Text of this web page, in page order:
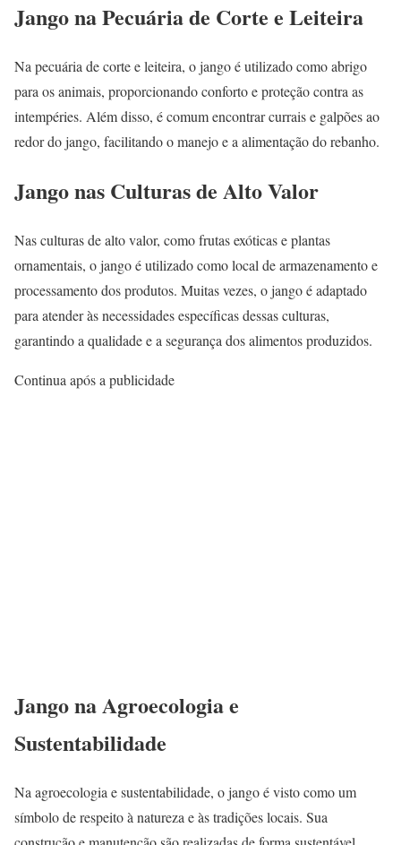
Jango na Pecuária de Corte e Leiteira
Na pecuária de corte e leiteira, o jango é utilizado como abrigo
para os animais, proporcionando conforto e proteção contra as
intempéries. Além disso, é comum encontrar currais e galpões ao
redor do jango, facilitando o manejo e a alimentação do rebanho.
Jango nas Culturas de Alto Valor
Nas culturas de alto valor, como frutas exóticas e plantas
ornamentais, o jango é utilizado como local de armazenamento e
processamento dos produtos. Muitas vezes, o jango é adaptado
para atender às necessidades específicas dessas culturas,
garantindo a qualidade e a segurança dos alimentos produzidos.
Continua após a publicidade
Jango na Agroecologia e
Sustentabilidade
Na agroecologia e sustentabilidade, o jango é visto como um
símbolo de respeito à natureza e às tradições locais. Sua